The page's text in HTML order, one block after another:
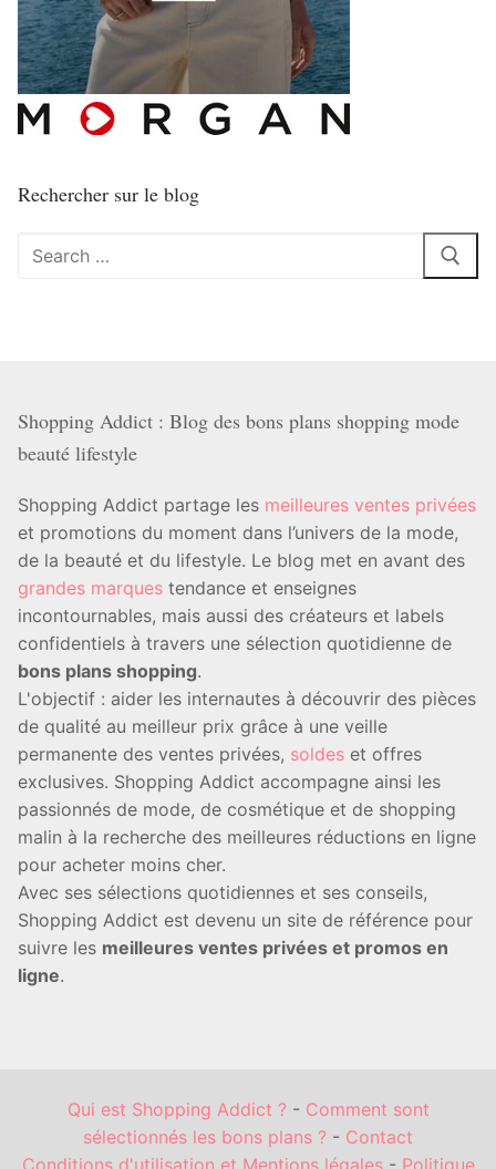
Rechercher sur le blog
Rechercher
Shopping Addict : Blog des bons plans shopping mode
beauté lifestyle
Shopping Addict partage les meilleures ventes privées
et promotions du moment dans l’univers de la mode,
de la beauté et du lifestyle. Le blog met en avant des
grandes marques tendance et enseignes
incontournables, mais aussi des créateurs et labels
confidentiels à travers une sélection quotidienne de
bons plans shopping.
L'objectif : aider les internautes à découvrir des pièces
de qualité au meilleur prix grâce à une veille
permanente des ventes privées, soldes et offres
exclusives. Shopping Addict accompagne ainsi les
passionnés de mode, de cosmétique et de shopping
malin à la recherche des meilleures réductions en ligne
pour acheter moins cher.
Avec ses sélections quotidiennes et ses conseils,
Shopping Addict est devenu un site de référence pour
suivre les meilleures ventes privées et promos en
ligne.
Qui est Shopping Addict ?- Comment sont
sélectionnés les bons plans ? - Contact
Conditions d'utilisation et Mentions légales- Politique